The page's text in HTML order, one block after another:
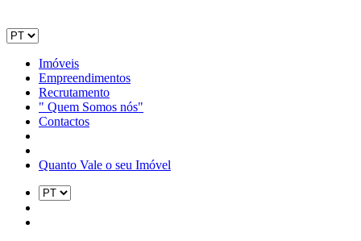
Imóveis
Empreendimentos
Recrutamento
" Quem Somos nós"
Contactos
Quanto Vale o seu Imóvel